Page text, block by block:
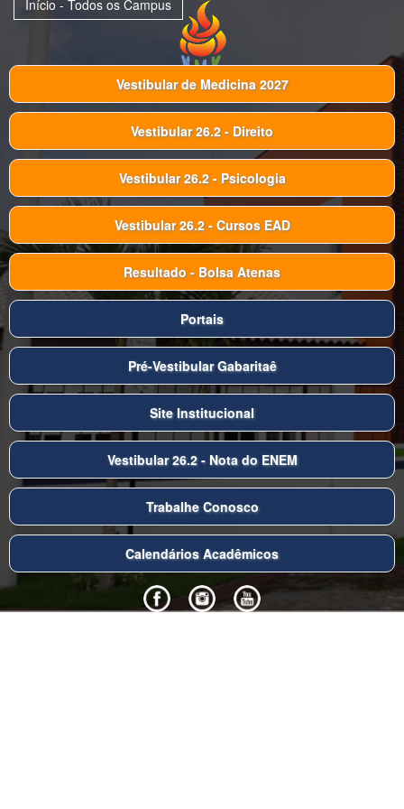
Início - Todos os Campus
Vestibular de Medicina 2027
Vestibular 26.2 - Direito
Vestibular 26.2 - Psicologia
Vestibular 26.2 - Cursos EAD
Resultado - Bolsa Atenas
Portais
Pré-Vestibular Gabaritaê
Site Institucional
Vestibular 26.2 - Nota do ENEM
Trabalhe Conosco
Calendários Acadêmicos